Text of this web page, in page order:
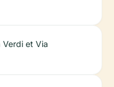
Verdi et Via